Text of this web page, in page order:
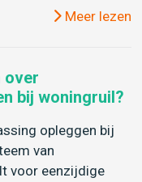
Meer lezen
over
bij woningruil?
opleggen bij
van
voor eenzijdige